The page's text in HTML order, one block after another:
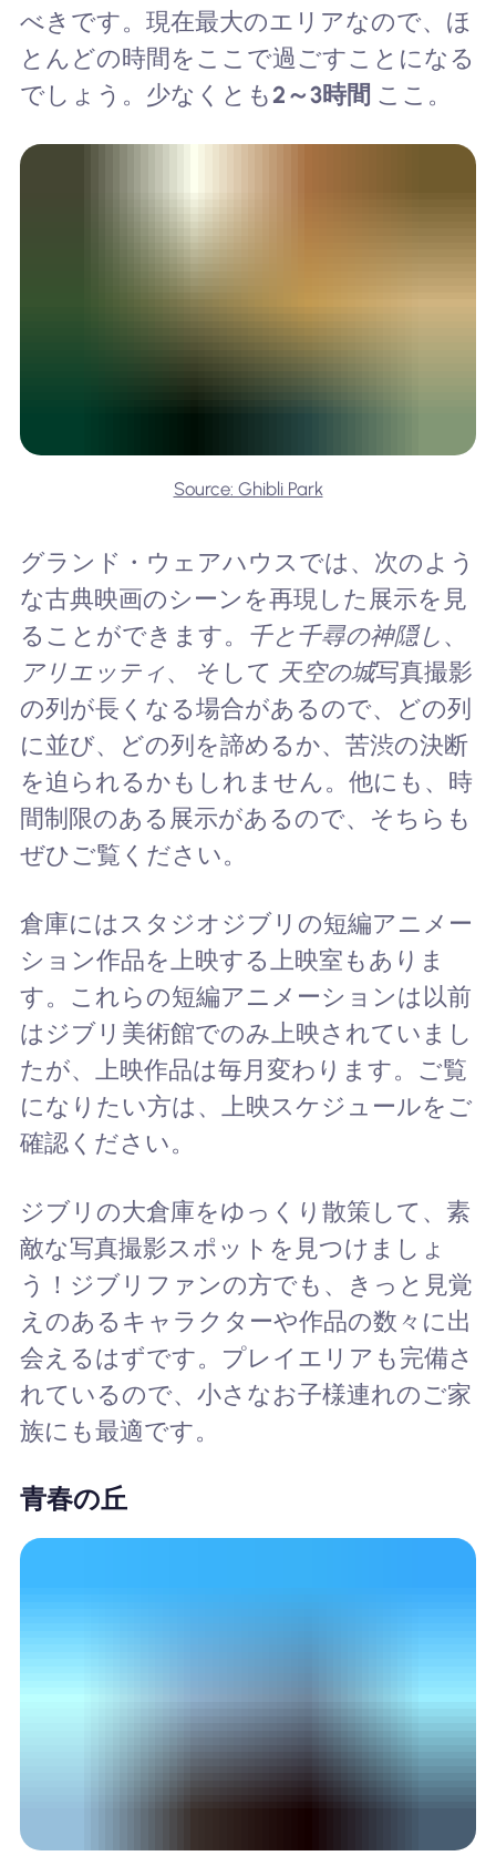
べきです。現在最大のエリアなので、ほ
とんどの時間をここで過ごすことになる
でしょう。少なくとも 2～3時間 ここ。
Source: Ghibli Park
グランド・ウェアハウスでは、次のよう
な古典映画のシーンを再現した展示を見
ることができます。 千と千尋の神隠し 、
アリエッティ、 そして 天空の城写真撮影
の列が長くなる場合があるので、どの列
に並び、どの列を諦めるか、苦渋の決断
を迫られるかもしれません。他にも、時
間制限のある展示があるので、そちらも
ぜひご覧ください。
倉庫にはスタジオジブリの短編アニメー
ション作品を上映する上映室もありま
す。これらの短編アニメーションは以前
はジブリ美術館でのみ上映されていまし
たが、上映作品は毎月変わります。ご覧
になりたい方は、上映スケジュールをご
確認ください。
ジブリの大倉庫をゆっくり散策して、素
敵な写真撮影スポットを見つけましょ
う！ジブリファンの方でも、きっと見覚
えのあるキャラクターや作品の数々に出
会えるはずです。プレイエリアも完備さ
れているので、小さなお子様連れのご家
族にも最適です。
青春の丘